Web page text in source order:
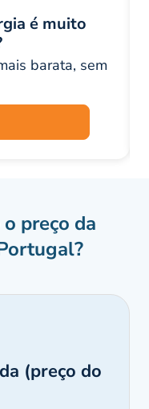
é muito
barata, sem
preço da
(preço do